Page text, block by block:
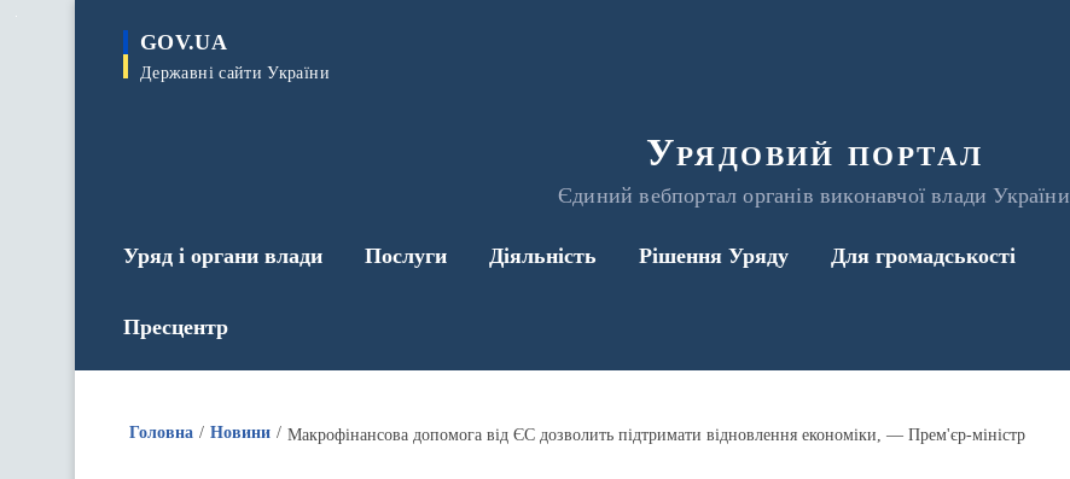
GOV.UA
Державні сайти України
Урядовий портал
Єдиний вебпортал органів виконавчої влади України
Уряд і органи влади Послуги Діяльність Рішення Уряду Для громадськості
Пресцентр
Головна Новини Макрофінансова допомога від ЄС дозволить підтримати відновлення економіки, — Прем'єр-міністр